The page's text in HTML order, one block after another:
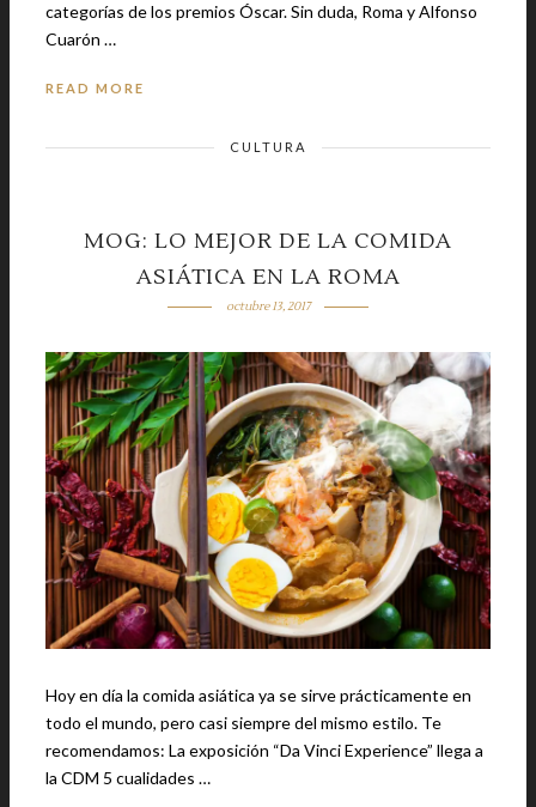
categorías de los premios Óscar. Sin duda, Roma y Alfonso
Cuarón …
READ MORE
CULTURA
MOG: LO MEJOR DE LA COMIDA
ASIÁTICA EN LA ROMA
octubre 13, 2017
Hoy en día la comida asiática ya se sirve prácticamente en
todo el mundo, pero casi siempre del mismo estilo. Te
recomendamos: La exposición “Da Vinci Experience” llega a
la CDM 5 cualidades …